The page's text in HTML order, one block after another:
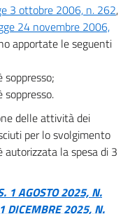
3 ottobre 2006, n. 262,
24 novembre 2006,
apportate le seguenti
soppresso;
soppresso.
delle attività dei
per lo svolgimento
la spesa di 3
1 AGOSTO 2025, N.
DICEMBRE 2025, N.